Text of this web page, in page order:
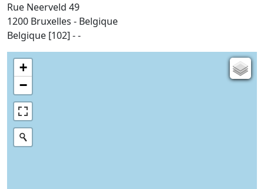
Rue Neerveld 49
1200 Bruxelles - Belgique
Belgique [102] - -
+
−